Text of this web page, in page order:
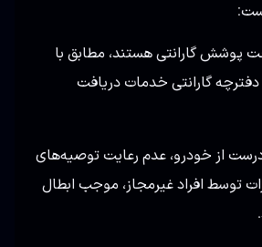
پوشش گارانتی هستند، مطابق با
گارانتی خدمات دریافت
از خودرو، عدم رعایت توصیه‌های
توسط افراد غیرمجاز، موجب ابطال